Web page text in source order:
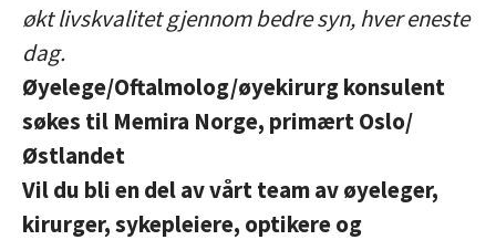
økt livskvalitet gjennom bedre syn, hver eneste
dag.
Øyelege/Oftalmolog/øyekirurg konsulent
søkes til Memira Norge, primært Oslo/
Østlandet
Vil du bli en del av vårt team av øyeleger,
kirurger, sykepleiere, optikere og